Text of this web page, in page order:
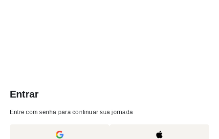
Entrar
Entre com senha para continuar sua jornada